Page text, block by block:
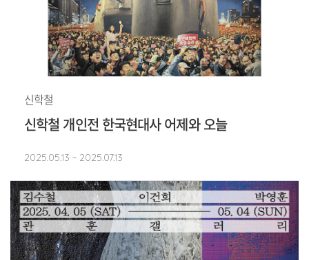
신학철
신학철 개인전 한국현대사 어제와 오늘
2025.05.13 ~ 2025.07.13